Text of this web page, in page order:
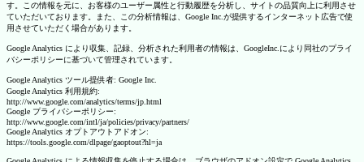
す。この情報を元に、お客様のユーザー属性と行動履歴を分析し、サイトの品質向上に利用させ
ていただいております。また、この分析情報は、Google Inc.が提供するインターネット広告で使
用させていただく場合があります。
Google Analytics により収集、記録、分析された利用者の情報は、GoogleInc.により同社のプライ
バシーポリシーに基づいて管理されています。
Google Analytics ツール提供者: Google Inc.
Google Analytics 利用規約:
http://www.google.com/analytics/terms/jp.html
Google プライバシーポリシー:
http://www.google.com/intl/ja/policies/privacy/partners/
Google Analytics オプトアウトアドオン:
https://tools.google.com/dlpage/gaoptout?hl=ja